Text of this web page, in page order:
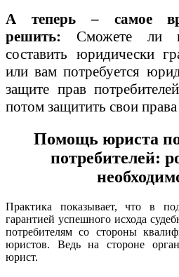
А теперь – самое
решить: Сможете ли
составить юридически
или вам потребуется
защите прав
потом защитить свои права
Помощь юриста
потребителей:
Практика показывает, что в
гарантией успешного исхода
потребителям со стороны
юристов. Ведь на стороне
юрист.